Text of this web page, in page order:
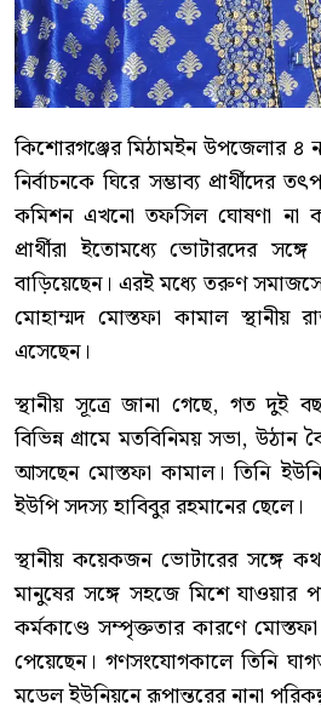
কিশোরগঞ্জের মিঠামইন উপজেলার ৪
নির্বাচনকে ঘিরে সম্ভাব্য প্রার্থীদের
কমিশন এখনো তফসিল ঘোষণা না
প্রার্থীরা ইতোমধ্যে ভোটারদের
বাড়িয়েছেন। এরই মধ্যে তরুণ
মোহাম্মদ মোস্তফা কামাল স্থানীয়
এসেছেন।
স্থানীয় সূত্রে জানা গেছে, গত দুই
বিভিন্ন গ্রামে মতবিনিময় সভা,
আসছেন মোস্তফা কামাল। তিনি
ইউপি সদস্য হাবিবুর রহমানের ছেলে।
স্থানীয় কয়েকজন ভোটারের সঙ্গে
মানুষের সঙ্গে সহজে মিশে যাওয়ার
কর্মকাণ্ডে সম্পৃক্ততার কারণে
পেয়েছেন। গণসংযোগকালে তিনি
মডেল ইউনিয়নে রূপান্তরের নানা